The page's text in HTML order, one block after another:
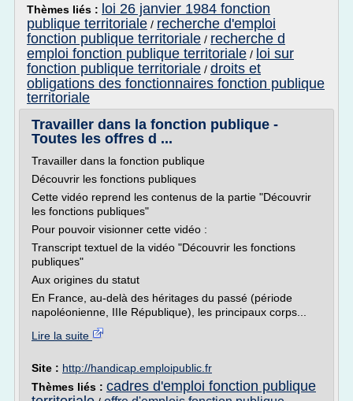
Thèmes liés : loi 26 janvier 1984 fonction
publique territoriale / recherche d'emploi
fonction publique territoriale / recherche d
emploi fonction publique territoriale / loi sur
fonction publique territoriale / droits et
obligations des fonctionnaires fonction publique
territoriale
Travailler dans la fonction publique -
Toutes les offres d ...
Travailler dans la fonction publique
Découvrir les fonctions publiques
Cette vidéo reprend les contenus de la partie "Découvrir
les fonctions publiques"
Pour pouvoir visionner cette vidéo :
Transcript textuel de la vidéo "Découvrir les fonctions
publiques"
Aux origines du statut
En France, au-delà des héritages du passé (période
napoléonienne, IIIe République), les principaux corps...
Lire la suite
Site : http://handicap.emploipublic.fr
Thèmes liés : cadres d'emploi fonction publique